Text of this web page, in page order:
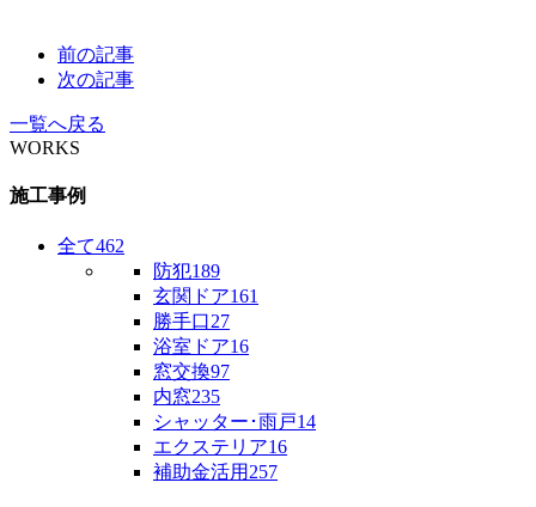
前の記事
次の記事
一覧へ戻る
WORKS
施工事例
全て462
防犯189
玄関ドア161
勝手口27
浴室ドア16
窓交換97
内窓235
シャッター･雨戸14
エクステリア16
補助金活用 257